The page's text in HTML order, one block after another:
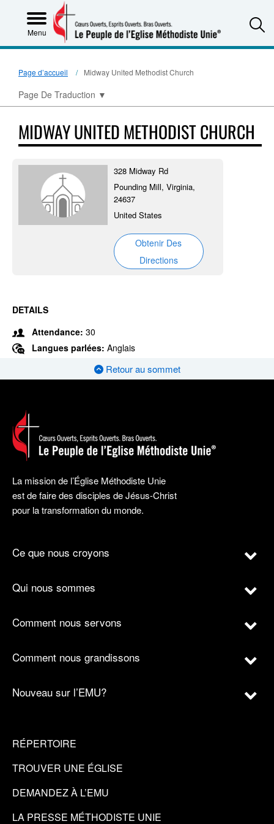
Menu
Page d’accueil Midway United Methodist Church
Page De Traduction ▼
MIDWAY UNITED METHODIST CHURCH
328 Midway Rd
Pounding Mill, Virginia,
24637
United States
Obtenir Des
Directions
DETAILS
Attendance: 30
Langues parlées: Anglais
Retour au sommet
La mission de l’Église Méthodiste Unie
est de faire des disciples de Jésus-Christ
pour la transformation du monde.
Ce que nous croyons
Qui nous sommes
Comment nous servons
Comment nous grandissons
Nouveau sur l’EMU?
RÉPERTOIRE
TROUVER UNE ÉGLISE
DEMANDEZ À L’EMU
LA PRESSE MÉTHODISTE UNIE